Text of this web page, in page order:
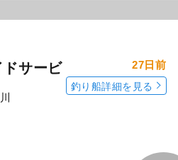
ドサービ
27日前
釣り船詳細を見る